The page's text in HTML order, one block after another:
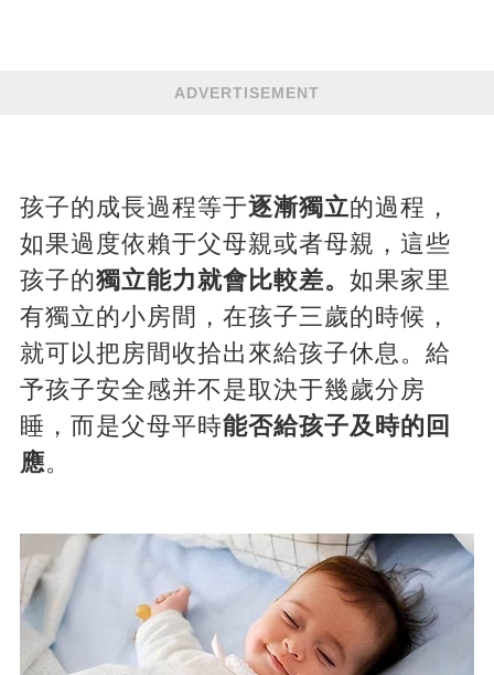
ADVERTISEMENT
孩子的成長過程等于逐漸獨立的過程，
如果過度依賴于父母親或者母親，這些
孩子的獨立能力就會比較差。 如果家里
有獨立的小房間，在孩子三歲的時候，
就可以把房間收拾出來給孩子休息。給
予孩子安全感并不是取決于幾歲分房
睡，而是父母平時能否給孩子及時的回
應。